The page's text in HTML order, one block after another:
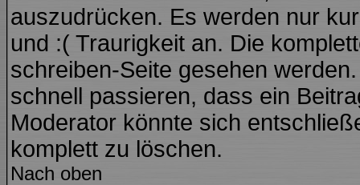
auszudrücken. Es werden nur
und :( Traurigkeit an. Die
schreiben-Seite gesehen
schnell passieren, dass ein
Moderator könnte sich
komplett zu löschen.
Nach oben